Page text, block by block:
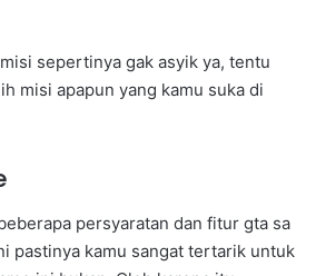
sepertinya gak asyik ya, tentu
misi apapun yang kamu suka di
persyaratan dan fitur gta sa
pastinya kamu sangat tertarik untuk